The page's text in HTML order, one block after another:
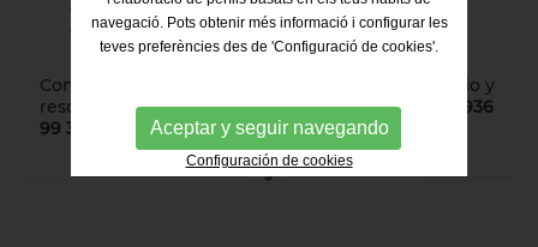
empresa es apta para obtener o renovar la
certificación.
Contacta con nosotros para acceder a este servicio y
resolver todas las dudas que puedas tener:
(+34) 936
99 31 04 o itcs@itcsoldadura.org.
navegació. Pots obtenir més informació i configurar les
teves preferències des de 'Configuració de cookies'.
Aceptar y seguir navegando
Configuración de cookies